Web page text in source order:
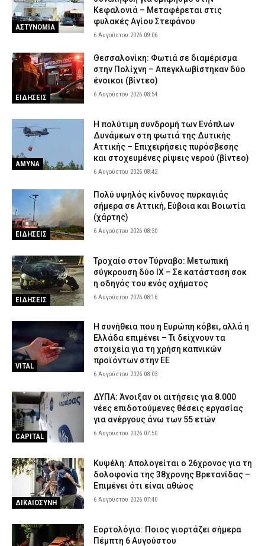
της σε θαλάσσια εκδρομή – Σοκ για τα τρία παιδιά της
ΕΙΔΗΣΕΙΣ 5 Αυγούστου 2026 20:08
των τριών της σπείρας των μετασχηματιστών
ΔΙΚΑΙΟΣΥΝΗ 5 Αυγούστου 2026 19:55
ΑΣΤΥΝΟΜΙΑ
Κεφαλονιά – Μεταφέρεται στις
φυλακές Αγίου Στεφάνου
6 Αυγούστου 2026 09:06
ΕΙΔΗΣΕΙΣ
Θεσσαλονίκη: Φωτιά σε διαμέρισμα
στην Πολίχνη – Απεγκλωβίστηκαν δύο
ένοικοι (βίντεο)
6 Αυγούστου 2026 08:54
ΑΜΥΝΑ
H πολύτιμη συνδρομή των Ενόπλων
Δυνάμεων στη φωτιά της Δυτικής
Αττικής – Επιχειρήσεις πυρόσβεσης
και στοχευμένες ρίψεις νερού (βίντεο)
6 Αυγούστου 2026 08:42
ΕΙΔΗΣΕΙΣ
Πολύ υψηλός κίνδυνος πυρκαγιάς
σήμερα σε Αττική, Εύβοια και Βοιωτία
(χάρτης)
6 Αυγούστου 2026 08:30
ΕΙΔΗΣΕΙΣ
Τροχαίο στον Τύρναβο: Μετωπική
σύγκρουση δύο ΙΧ – Σε κατάσταση σοκ
η οδηγός του ενός οχήματος
6 Αυγούστου 2026 08:16
VITAL
Η συνήθεια που η Ευρώπη κόβει, αλλά η
Ελλάδα επιμένει – Τι δείχνουν τα
στοιχεία για τη χρήση καπνικών
προϊόντων στην ΕΕ
6 Αυγούστου 2026 08:03
CAPITAL
ΔΥΠΑ: Άνοιξαν οι αιτήσεις για 8.000
νέες επιδοτούμενες θέσεις εργασίας
για ανέργους άνω των 55 ετών
6 Αυγούστου 2026 07:50
ΔΙΚΑΙΟΣΥΝΗ
Κυψέλη: Απολογείται ο 26χρονος για τη
δολοφονία της 38χρονης Βρετανίδας –
Επιμένει ότι είναι αθώος
6 Αυγούστου 2026 07:40
Εορτολόγιο: Ποιος γιορτάζει σήμερα
Πέμπτη 6 Αυγούστου